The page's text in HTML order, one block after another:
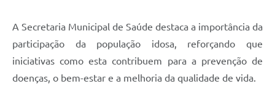
A Secretaria Municipal de Saúde destaca a importância da
participação da população idosa, reforçando que
iniciativas como esta contribuem para a prevenção de
doenças, o bem-estar e a melhoria da qualidade de vida.